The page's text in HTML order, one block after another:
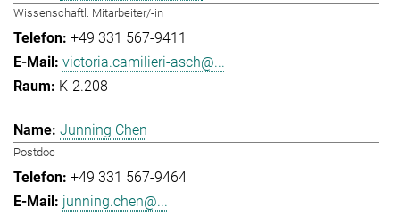
Wissenschaftl. Mitarbeiter/-in
+49 331 567-9411
victoria.camilieri-asch@...
K-2.208
Junning Chen
Postdoc
+49 331 567-9464
junning.chen@...